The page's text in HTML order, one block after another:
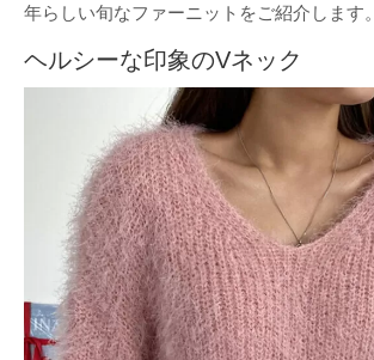
年らしい旬なファーニットをご紹介します。
ヘルシーな印象のVネック